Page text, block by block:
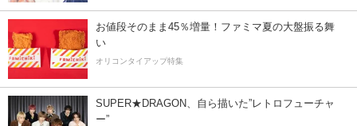
お値段そのまま45％増量！ファミマ夏の大盤振る舞
い
オリコンタイアップ特集
SUPER★DRAGON、自ら描いた”レトロフューチャ
ー”